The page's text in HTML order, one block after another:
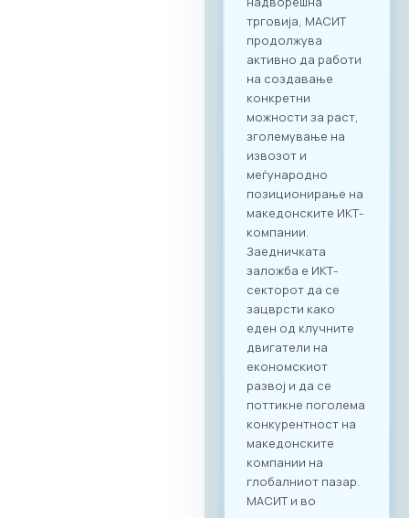
конципиран да
поттикне не само
соработка во
рамки на
технолошкиот
сектор, туку и
меѓусекторско
поврзување. Покрај
ИКТ секторот, на
настанот се
очекува присуство
на компании од
различни
индустрии, со што
се отвора широк
простор за
дигитализација на
бизнис процесите
и директни средби
помеѓу домашните
ИКТ добавувачи и
потенцијални
клиенти од други
стопански гранки.
Преку наменската
B2B платформа,
сите учесници ќе